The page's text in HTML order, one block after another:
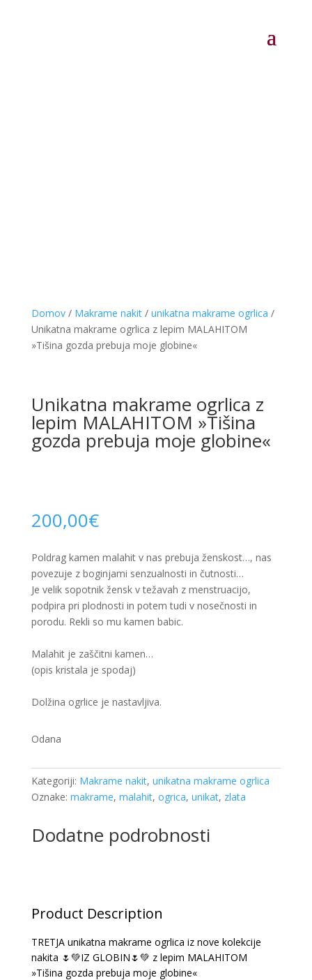
Domov/ Makrame nakit/ unikatna makrame ogrlica /
Unikatna makrame ogrlica z lepim MALAHITOM
»Tišina gozda prebuja moje globine«
Unikatna makrame ogrlica z
lepim MALAHITOM »Tišina
gozda prebuja moje globine«
200,00€
Poldrag kamen malahit v nas prebuja ženskost…, nas
povezuje z boginjami senzualnosti in čutnosti…
Je velik sopotnik žensk v težavah z menstruacijo,
podpira pri plodnosti in potem tudi v nosečnosti in
porodu. Rekli so mu kamen babic.
Malahit je zaščitni kamen…
(opis kristala je spodaj)
Dolžina ogrlice je nastavljiva.
Odana
Kategoriji: Makrame nakit, unikatna makrame ogrlica
Oznake: makrame, malahit, ogrica, unikat, zlata
Dodatne podrobnosti
Product Description
TRETJA unikatna makrame ogrlica iz nove kolekcije
nakita 🌷💚IZ GLOBIN🌷💚 z lepim MALAHITOM
»Tišina gozda prebuja moje globine«